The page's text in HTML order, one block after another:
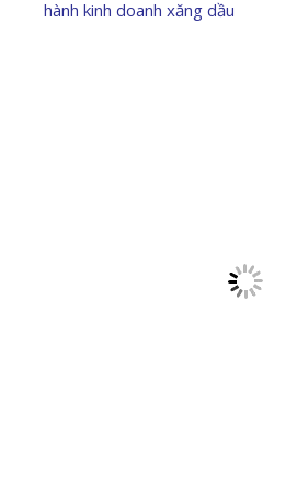
hành kinh doanh xăng dầu